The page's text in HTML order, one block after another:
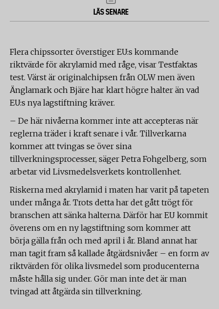
LÄS SENARE
Flera chipssorter överstiger EU:s kommande
riktvärde för akrylamid med råge, visar Testfaktas
test. Värst är originalchipsen från OLW men även
Änglamark och Bjäre har klart högre halter än vad
EU:s nya lagstiftning kräver.
– De här nivåerna kommer inte att accepteras när
reglerna träder i kraft senare i vår. Tillverkarna
kommer att tvingas se över sina
tillverkningsprocesser, säger Petra Fohgelberg, som
arbetar vid Livsmedelsverkets kontrollenhet.
Riskerna med akrylamid i maten har varit på tapeten
under många år. Trots detta har det gått trögt för
branschen att sänka halterna. Därför har EU kommit
överens om en ny lagstiftning som kommer att
börja gälla från och med april i år. Bland annat har
man tagit fram så kallade åtgärdsnivåer – en form av
riktvärden för olika livsmedel som producenterna
måste hålla sig under. Gör man inte det är man
tvingad att åtgärda sin tillverkning.